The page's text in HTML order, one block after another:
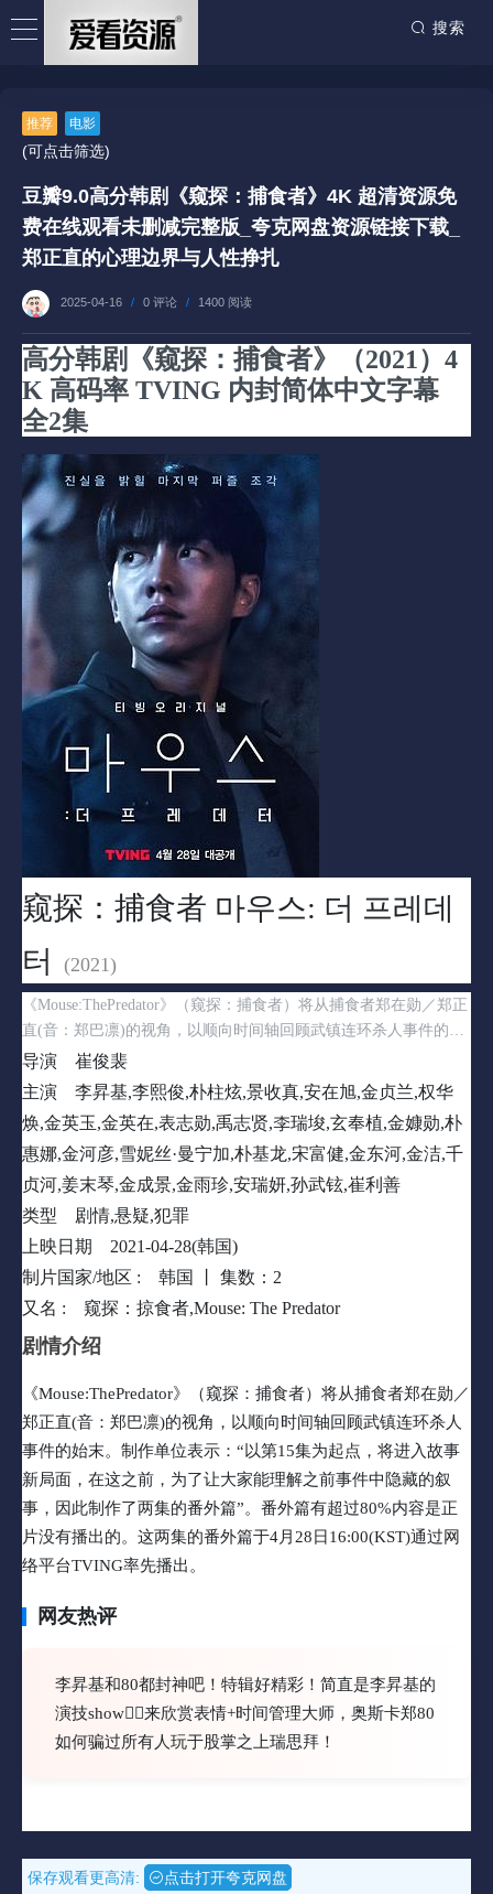
搜索
推荐 电影
(可点击筛选)
豆瓣9.0高分韩剧《窥探：捕食者》4K 超清资源免
费在线观看未删减完整版_夸克网盘资源链接下载_
郑正直的心理边界与人性挣扎
2025-04-16 / 0 评论 / 1400 阅读
高分韩剧《窥探：捕食者》（2021）4
K 高码率 TVING 内封简体中文字幕
全2集
窥探：捕食者 마우스: 더 프레데
터
(2021)
《Mouse:ThePredator》（窥探：捕食者）将从捕食者郑在勋／郑正
直(音：郑巴凛)的视角，以顺向时间轴回顾武镇连环杀人事件的始
末。制作单位表示：“以第15集为起点，将进入故事新局面，在这
之前，为了让大家能理解之前事件中隐藏的叙事，因此制作了两集
的番外篇”。番外篇有超过80%内容是正片没有播出的。这两集的
番外篇于4月28日16:00(KST)通过网络平台TVING率先播出。
导演
崔俊裴
主演
李昇基,李熙俊,朴柱炫,景收真,安在旭,金贞兰,权华
焕,金英玉,金英在,表志勋,禹志贤,李瑞埈,玄奉植,金嫝勋,朴
惠娜,金河彦,雪妮丝·曼宁加,朴基龙,宋富健,金东河,金洁,千
贞河,姜末琴,金成景,金雨珍,安瑞妍,孙武铉,崔利善
类型
剧情,悬疑,犯罪
上映日期
2021-04-28(韩国)
制片国家/地区 :
韩国 丨 集数：2
又名 :
窥探：掠食者,Mouse: The Predator
剧情介绍
《Mouse:ThePredator》（窥探：捕食者）将从捕食者郑在勋／
郑正直(音：郑巴凛)的视角，以顺向时间轴回顾武镇连环杀人
事件的始末。制作单位表示：“以第15集为起点，将进入故事
新局面，在这之前，为了让大家能理解之前事件中隐藏的叙
事，因此制作了两集的番外篇”。番外篇有超过80%内容是正
片没有播出的。这两集的番外篇于4月28日16:00(KST)通过网
络平台TVING率先播出。
网友热评
李昇基和80都封神吧！特辑好精彩！简直是李昇基的
演技show👍🏻来欣赏表情+时间管理大师，奥斯卡郑80
如何骗过所有人玩于股掌之上瑞思拜！
保存观看更高清: 点击打开夸克网盘